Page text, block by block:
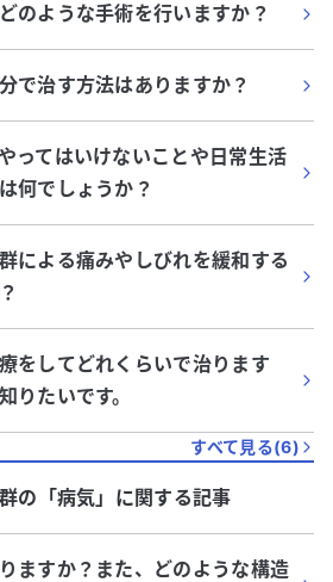
のような手術を行いますか？
で治す方法はありますか？
ってはいけないことや日常生活
何でしょうか？
による痛みやしびれを緩和する
をしてどれくらいで治ります
りたいです。
すべて見る(6)
の「病気」に関する記事
ますか？また、どのような構造